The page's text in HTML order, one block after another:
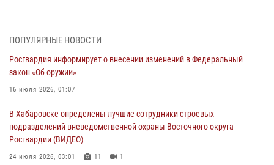
В Управлении Росгвардии по Хабаровскому краю состоялось
избирательного права
31 июля 2026, 03:26
женщине, потерявшей сознание во время массового мероприятия
29 июля 2026, 23:24 2
В Хабаровске продолжается акция «Каникулы с Росгвардией»
ПОПУЛЯРНЫЕ НОВОСТИ
Росгвардия информирует о внесении изменений в Федеральный
закон «Об оружии»
16 июля 2026, 01:07
В Хабаровске определены лучшие сотрудники строевых
подразделений вневедомственной охраны Восточного округа
Росгвардии (ВИДЕО)
24 июля 2026, 03:01 11 1